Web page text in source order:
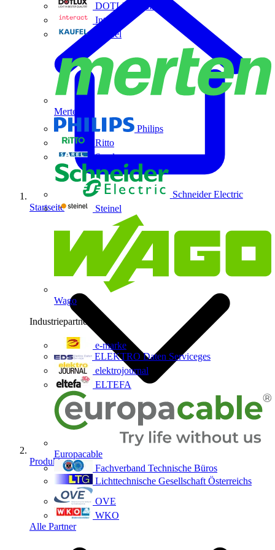
DOTLUX GmbH
Interact
Kaufel
Merten
Philips
Ritto
Sarel
Schneider Electric
Steinel
Wago
Industriepartner
e-marke
ELEKTRO Daten Serviceges
elektrojournal
ELTEFA
Europacable
Fachverband Technische Büros
Lichttechnische Gesellschaft Österreichs
OVE
WKO
Alle Partner
Startseite
Produkte